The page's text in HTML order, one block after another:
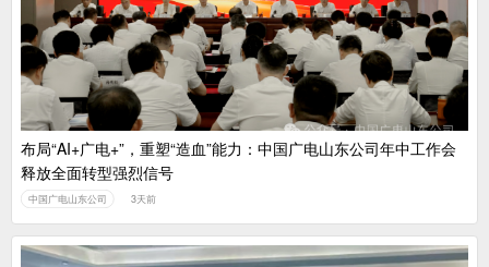
布局“AI+广电+”，重塑“造血”能力：中国广电山东公司年中工作会
释放全面转型强烈信号
中国广电山东公司 3天前